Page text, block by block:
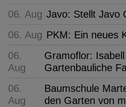
06. Aug Javo: Stellt Javo
06. Aug PKM: Ein neues
06.
Aug
Gramoflor:
Gartenbauliche
06.
Aug
Baumschule
den Garten von